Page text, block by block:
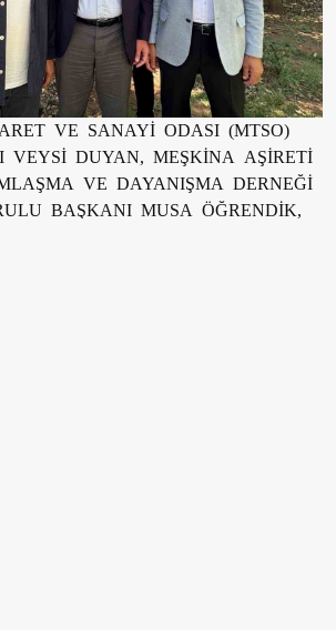
VE SANAYİ ODASI (MTSO)
VEYSİ DUYAN, MEŞKİNA AŞİRETİ
VE DAYANIŞMA DERNEĞİ
BAŞKANI MUSA ÖĞRENDİK,